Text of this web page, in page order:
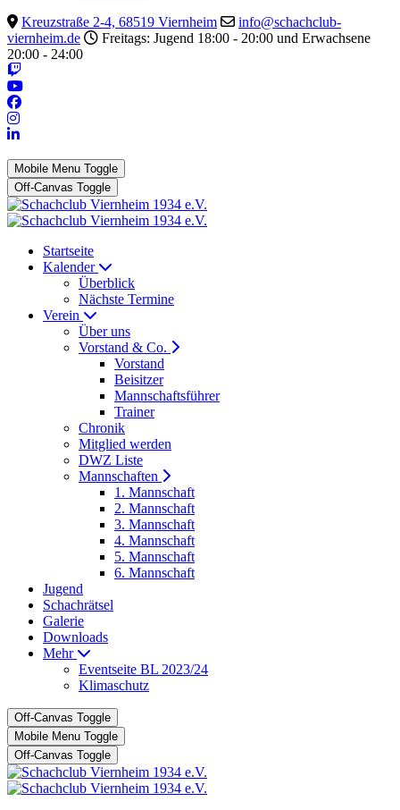
Kreuzstraße 2-4, 68519 Viernheim
info@schachclub-
viernheim.de
Freitags: Jugend 18:00 - 20:00 und Erwachsene
20:00 - 24:00
Mobile Menu Toggle
Off-Canvas Toggle
Startseite
Kalender
Überblick
Nächste Termine
Verein
Über uns
Vorstand & Co.
Vorstand
Beisitzer
Mannschaftsführer
Trainer
Chronik
Mitglied werden
DWZ Liste
Mannschaften
1. Mannschaft
2. Mannschaft
3. Mannschaft
4. Mannschaft
5. Mannschaft
6. Mannschaft
Jugend
Schachrätsel
Galerie
Downloads
Mehr
Eventseite BL 2023/24
Klimaschutz
Off-Canvas Toggle
Mobile Menu Toggle
Off-Canvas Toggle